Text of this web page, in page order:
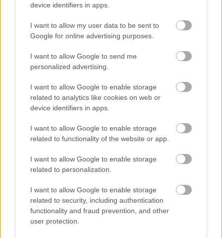
device identifiers in apps.
I want to allow my user data to be sent to
Google for online advertising purposes.
I want to allow Google to send me
personalized advertising.
I want to allow Google to enable storage
related to analytics like cookies on web or
device identifiers in apps.
I want to allow Google to enable storage
related to functionality of the website or app.
I want to allow Google to enable storage
related to personalization.
I want to allow Google to enable storage
related to security, including authentication
functionality and fraud prevention, and other
user protection.
Polonez hét - Prototípusok
•2009. január 20.